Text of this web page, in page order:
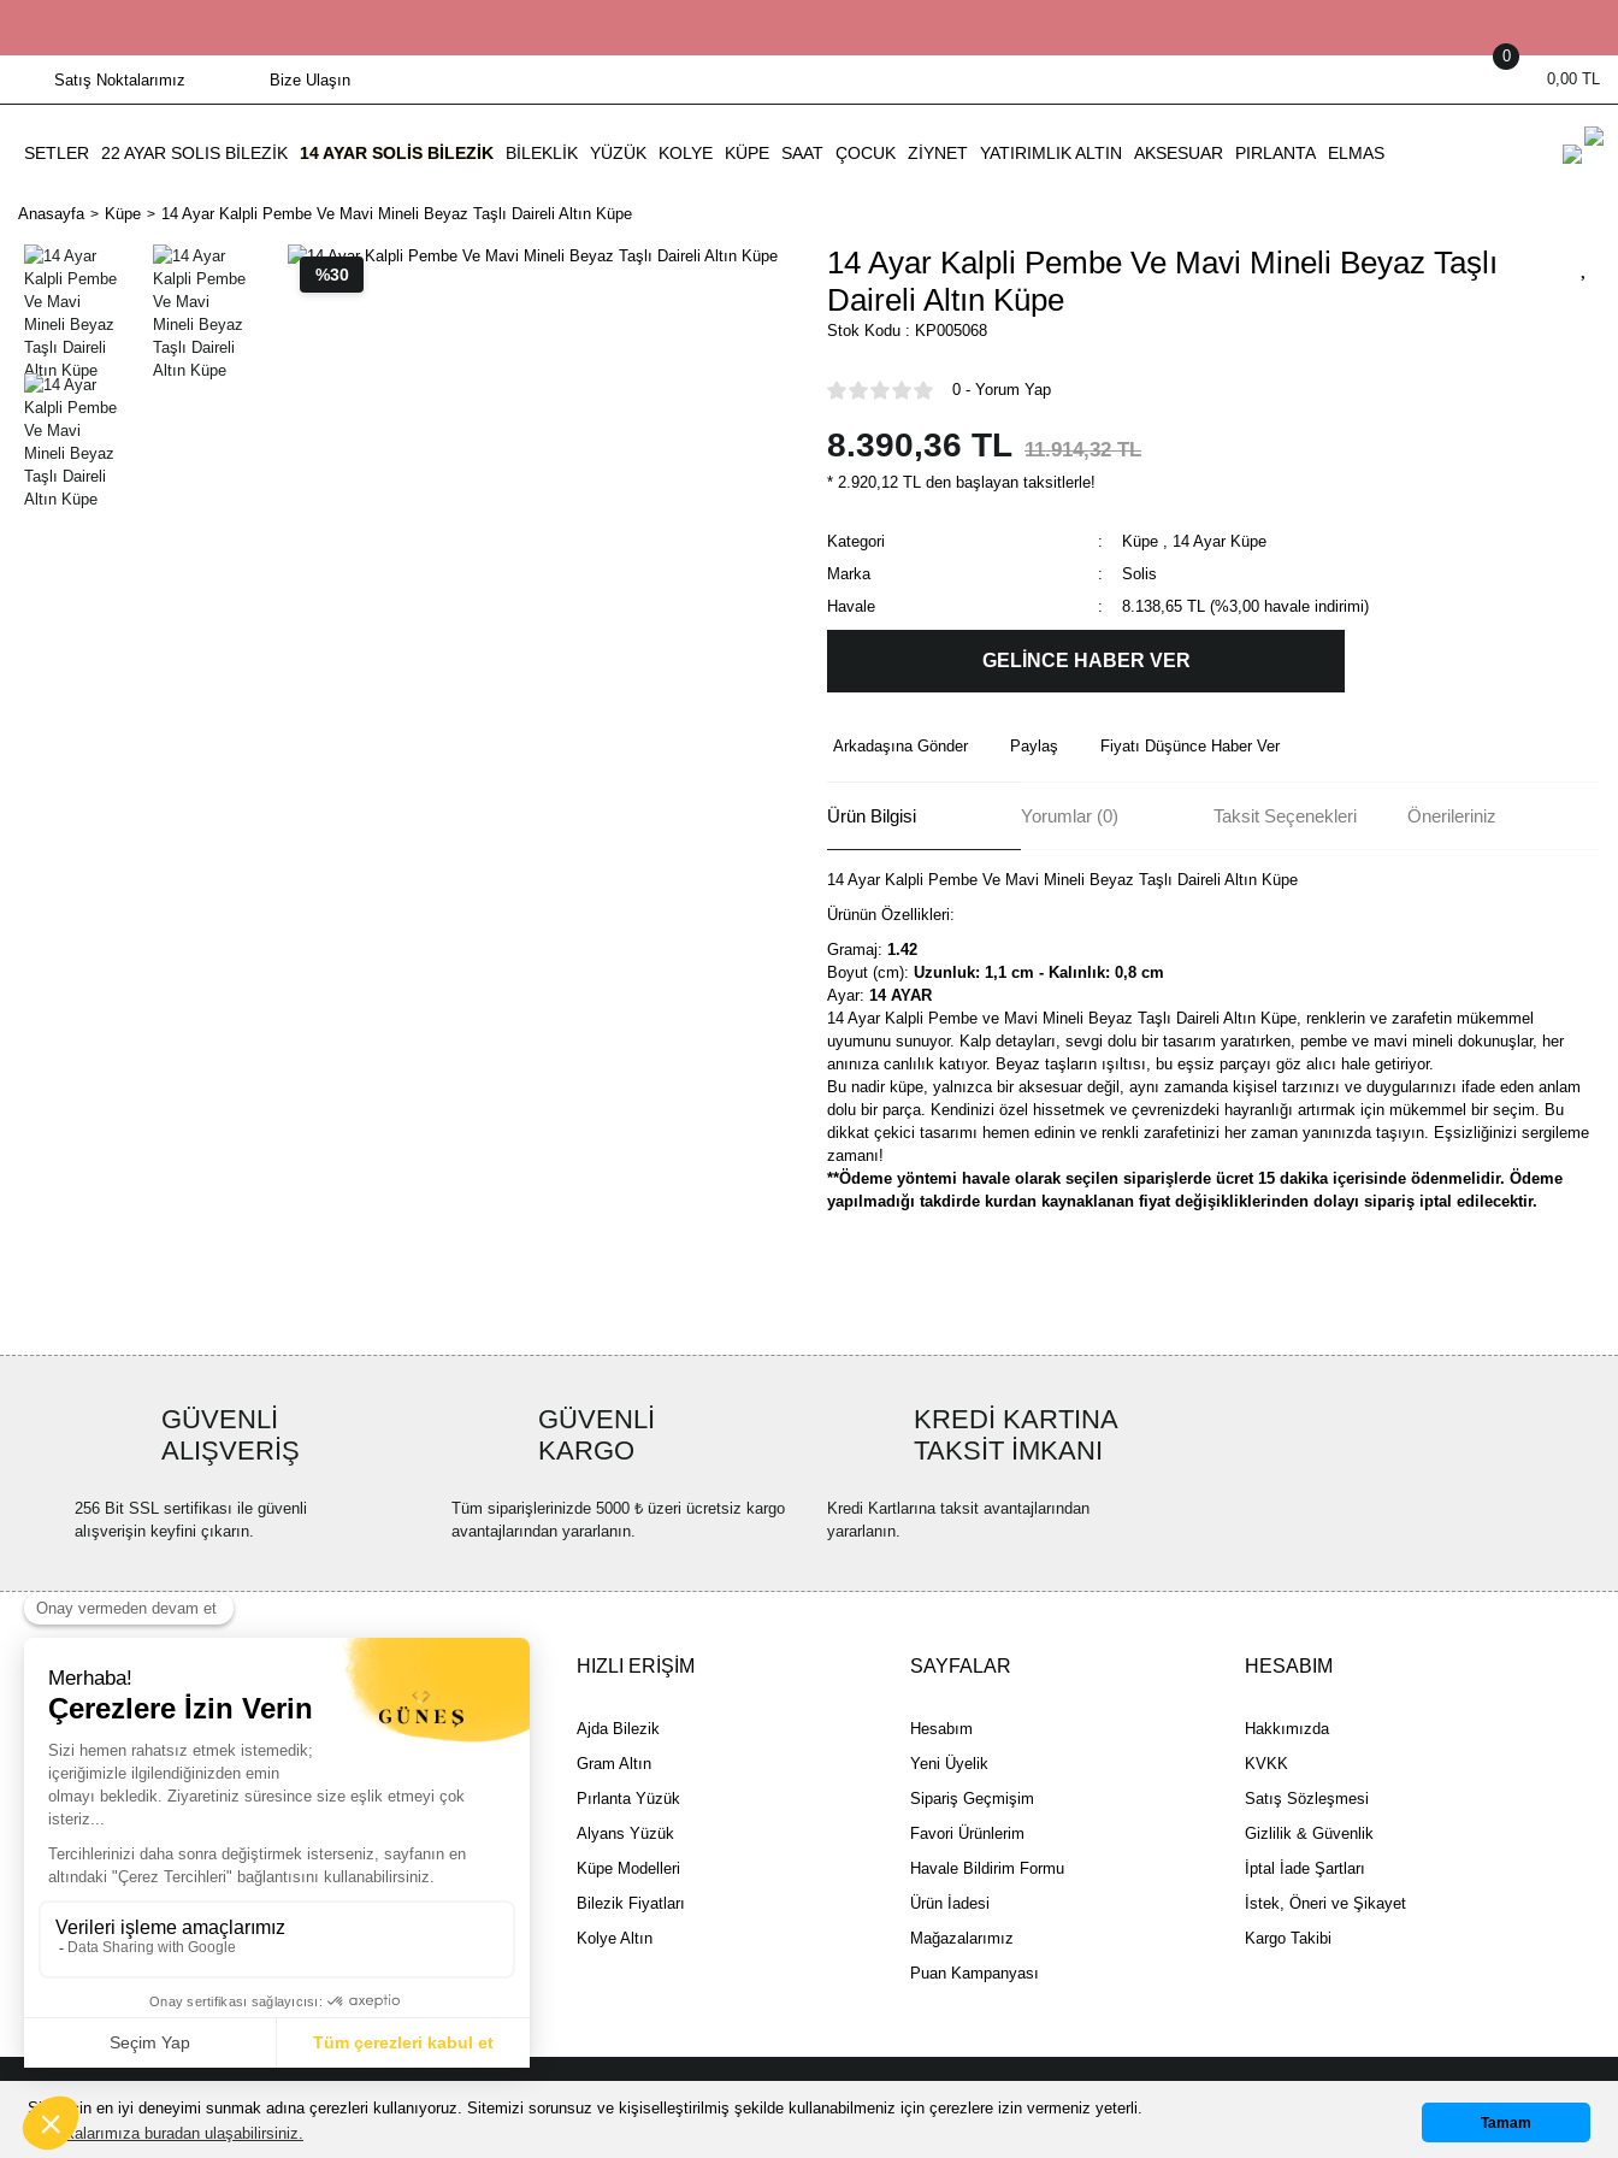
Sizin için en iyi deneyimi sunmak adına çerezleri kullanıyoruz. Sitemizi sorunsuz ve kişiselleştirilmiş şekilde kullanabilmeniz için çerezlere izin vermeniz yeterli.
Politikalarımıza buradan ulaşabilirsiniz.
Tamam
Whatsapp Destek
Satış Noktalarımız Bize Ulaşın 0,00 TL
0
SETLER 22 AYAR SOLIS BİLEZİK 14 AYAR SOLIS BILEZIK BILEKLIK YÜZÜK KOLYE KÜPE SAAT ÇOCUK ZIYNET YATIRIMLIK ALTIN AKSESUAR PIRLANTA ELMAS
Anasayfa Küpe 14 Ayar Kalpli Pembe Ve Mavi Mineli Beyaz Taşlı Daireli Altın Küpe
%30
14 Ayar Kalpli Pembe Ve Mavi Mineli Beyaz Taşlı
Daireli Altın Küpe
Stok Kodu : KP005068
0 - Yorum Yap
8.390,36 TL 11.914,32 TL
* 2.920,12 TL den başlayan taksitlerle!
Kategori Küpe , 14 Ayar Küpe
Marka
Solis
Havale
8.138,65 TL (%3,00 havale indirimi)
GELİNCE HABER VER
Arkadaşına Gönder Paylaş Fiyatı Düşünce Haber Ver
Ürün Bilgisi Yorumlar (0) Taksit Seçenekleri Önerileriniz
14 Ayar Kalpli Pembe Ve Mavi Mineli Beyaz Taşlı Daireli Altın Küpe
Ürünün Özellikleri:
Gramaj: 1.42
Boyut (cm): Uzunluk: 1,1 cm - Kalınlık: 0,8 cm
Ayar: 14 AYAR
14 Ayar Kalpli Pembe ve Mavi Mineli Beyaz Taşlı Daireli Altın Küpe, renklerin ve zarafetin mükemmel
uyumunu sunuyor. Kalp detayları, sevgi dolu bir tasarım yaratırken, pembe ve mavi mineli dokunuşlar, her
anınıza canlılık katıyor. Beyaz taşların ışıltısı, bu eşsiz parçayı göz alıcı hale getiriyor.
Bu nadir küpe, yalnızca bir aksesuar değil, aynı zamanda kişisel tarzınızı ve duygularınızı ifade eden anlam
dolu bir parça. Kendinizi özel hissetmek ve çevrenizdeki hayranlığı artırmak için mükemmel bir seçim. Bu
dikkat çekici tasarımı hemen edinin ve renkli zarafetinizi her zaman yanınızda taşıyın. Eşsizliğinizi sergileme
zamanı!
**Ödeme yöntemi havale olarak seçilen siparişlerde ücret 15 dakika içerisinde ödenmelidir. Ödeme
yapılmadığı takdirde kurdan kaynaklanan fiyat değişikliklerinden dolayı sipariş iptal edilecektir.
Ürün açıklamasında eksik bilgiler bulunuyor.
Ürün bilgilerinde hatalar bulunuyor.
Bu ürüne benzer farklı alternatifler olmalı.
GÜVENLİ
ALIŞVERİŞ
256 Bit SSL sertifikası ile güvenli
alışverişin keyfini çıkarın.
GÜVENLİ
KARGO
Tüm siparişlerinizde 5000 ₺ üzeri ücretsiz kargo
avantajlarından yararlanın.
KREDİ KARTINA
TAKSİT İMKANI
Kredi Kartlarına taksit avantajlarından
yararlanın.
HIZLI ERİŞİM
Ajda Bilezik
Gram Altın
Pırlanta Yüzük
Alyans Yüzük
Küpe Modelleri
Bilezik Fiyatları
Kolye Altın
SAYFALAR
Hesabım
Yeni Üyelik
Sipariş Geçmişim
Favori Ürünlerim
Havale Bildirim Formu
Ürün İadesi
Mağazalarımız
Puan Kampanyası
HESABIM
Hakkımızda
KVKK
Satış Sözleşmesi
Gizlilik & Güvenlik
İptal İade Şartları
İstek, Öneri ve Şikayet
Kargo Takibi